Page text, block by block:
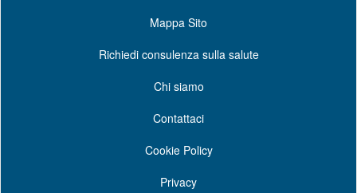
Mappa Sito
Richiedi consulenza sulla salute
Chi siamo
Contattaci
Cookie Policy
Privacy